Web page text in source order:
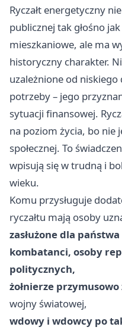
Ryczałt energetyczny
publicznej tak głośno
mieszkaniowe, ale ma
historyczny charakter.
uzależnione od
potrzeby – jego
sytuacji finansowej.
na poziom życia, bo nie
społecznej. To
wpisują się w trudną i
wieku.
Komu przysługuje
ryczałtu mają osoby
zasłużone dla państwa
kombatanci, osoby
politycznych,
żołnierze
wojny światowej,
wdowy i wdowcy po